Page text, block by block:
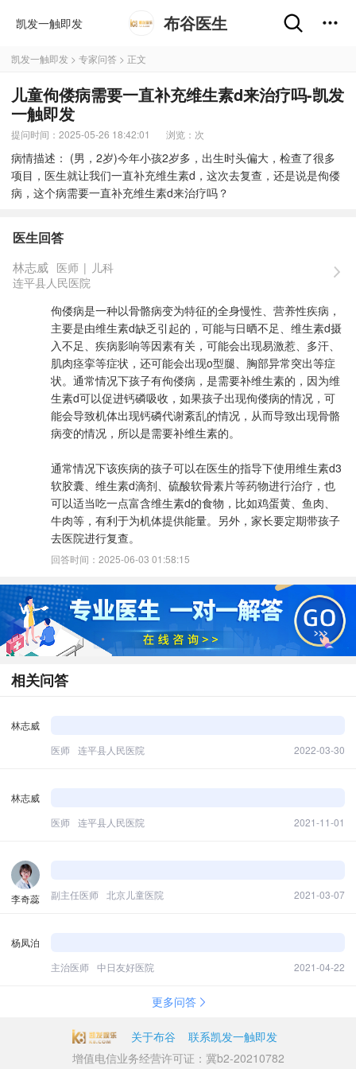
凯发一触即发 布谷医生
凯发一触即发 > 专家问答 > 正文
儿童佝偻病需要一直补充维生素d来治疗吗-凯发
一触即发
提问时间：2025-05-26 18:42:01 浏览： 次
病情描述： (男，2岁)今年小孩2岁多，出生时头偏大，检查了很多
项目，医生就让我们一直补充维生素d，这次去复查，还是说是佝偻
病，这个病需要一直补充维生素d来治疗吗？
医生回答
林志威 医师 | 儿科
连平县人民医院
佝偻病是一种以骨骼病变为特征的全身慢性、营养性疾病，
主要是由维生素d缺乏引起的，可能与日晒不足、维生素d摄
入不足、疾病影响等因素有关，可能会出现易激惹、多汗、
肌肉痉挛等症状，还可能会出现o型腿、胸部异常突出等症
状。通常情况下孩子有佝偻病，是需要补维生素的，因为维
生素d可以促进钙磷吸收，如果孩子出现佝偻病的情况，可
能会导致机体出现钙磷代谢紊乱的情况，从而导致出现骨骼
病变的情况，所以是需要补维生素的。
通常情况下该疾病的孩子可以在医生的指导下使用维生素d3
软胶囊、维生素d滴剂、硫酸软骨素片等药物进行治疗，也
可以适当吃一点富含维生素d的食物，比如鸡蛋黄、鱼肉、
牛肉等，有利于为机体提供能量。另外，家长要定期带孩子
去医院进行复查。
回答时间：2025-06-03 01:58:15
相关问答
林志威
医师 连平县人民医院 2022-03-30
林志威
医师 连平县人民医院 2021-11-01
李奇蕊 副主任医师 北京儿童医院 2021-03-07
杨凤泊
主治医师 中日友好医院 2021-04-22
更多问答
关于布谷
联系凯发一触即发
增值电信业务经营许可证：冀b2-20210782